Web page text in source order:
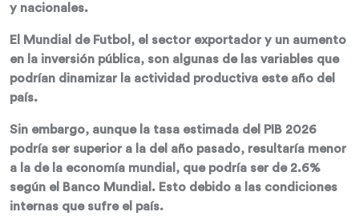
y nacionales.
El Mundial de Futbol, el sector exportador y un aumento
en la inversión pública, son algunas de las variables que
podrían dinamizar la actividad productiva este año del
país.
Sin embargo, aunque la tasa estimada del PIB 2026
podría ser superior a la del año pasado, resultaría menor
a la de la economía mundial, que podría ser de 2.6%
según el Banco Mundial. Esto debido a las condiciones
internas que sufre el país.